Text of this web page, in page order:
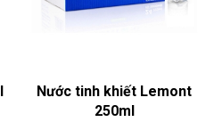
Nước tinh khiết Lemont
250ml